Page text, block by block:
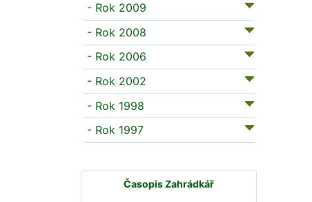
- Rok 2009
- Rok 2008
- Rok 2006
- Rok 2002
- Rok 1998
- Rok 1997
Časopis Zahrádkář